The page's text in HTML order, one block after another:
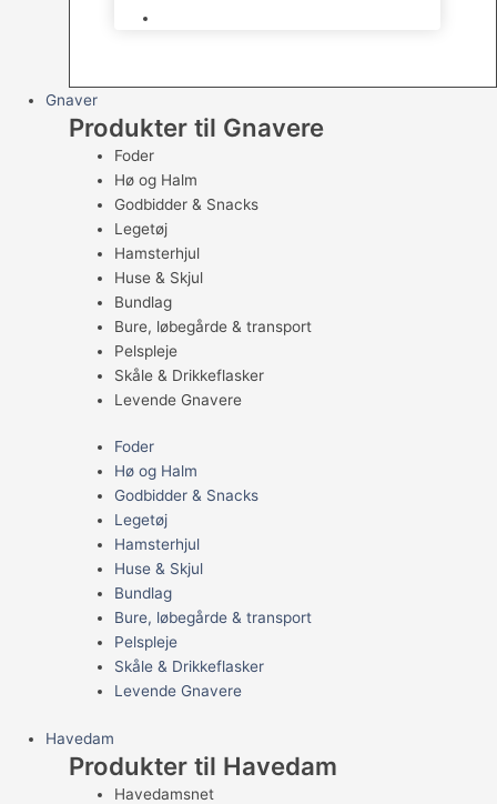
Gnaver
Produkter til Gnavere
Foder
Hø og Halm
Godbidder & Snacks
Legetøj
Hamsterhjul
Huse & Skjul
Bundlag
Bure, løbegårde & transport
Pelspleje
Skåle & Drikkeflasker
Levende Gnavere
Foder
Hø og Halm
Godbidder & Snacks
Legetøj
Hamsterhjul
Huse & Skjul
Bundlag
Bure, løbegårde & transport
Pelspleje
Skåle & Drikkeflasker
Levende Gnavere
Havedam
Produkter til Havedam
Havedamsnet